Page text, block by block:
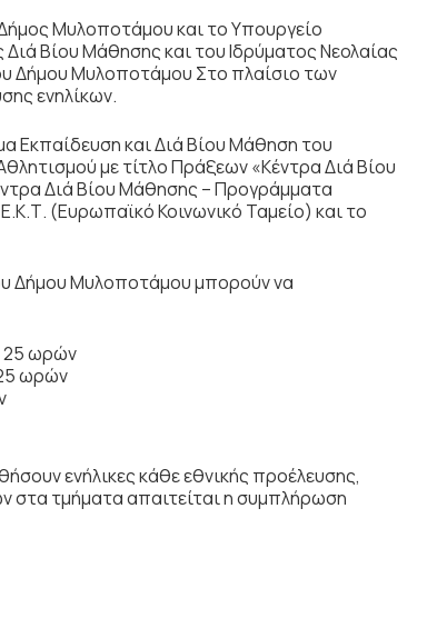
Μυλοποτάμου και το Υπουργείο
Βίου Μάθησης και του Ιδρύματος Νεολαίας
Δήμου Μυλοποτάμου Στο πλαίσιο των
ενηλίκων.
Εκπαίδευση και Διά Βίου Μάθηση του
με τίτλο Πράξεων «Κέντρα Διά Βίου
Διά Βίου Μάθησης – Προγράμματα
(Ευρωπαϊκό Κοινωνικό Ταμείο) και το
Δήμου Μυλοποτάμου μπορούν να
25 ωρών
ωρών
ενήλικες κάθε εθνικής προέλευσης,
στα τμήματα απαιτείται η συμπλήρωση